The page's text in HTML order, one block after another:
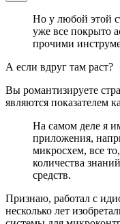
Но у любой этой
уже все покрыто
прочими
А если вдруг там раст?
Вы романтизируете
являются показателем
На самом деле я
приложения,
микросхем, все
количества
средств.
Признаю, работал с
несколько лет